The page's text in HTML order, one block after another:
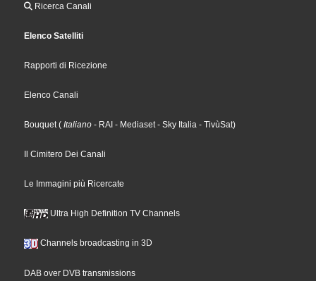
Ricerca Canali
Elenco Satelliti
Rapporti di Ricezione
Elenco Canali
Bouquet ( Italiano - RAI - Mediaset - Sky Italia - TivùSat)
Il Cimitero Dei Canali
Le Immagini più Ricercate
Ultra High Definition TV Channels
Channels broadcasting in 3D
DAB over DVB transmissions